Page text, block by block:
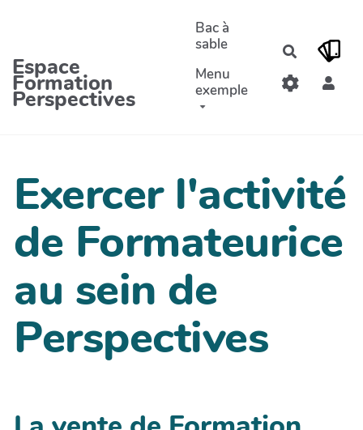
Espace
Formation
Perspectives
Bac à
sable
Menu
exemple
Exercer l'activité
de Formateurice
au sein de
Perspectives